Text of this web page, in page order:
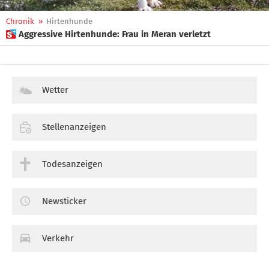
Chronik » Hirtenhunde
 Aggressive Hirtenhunde: Frau in Meran verletzt
Wetter
Stellenanzeigen
Todesanzeigen
Newsticker
Verkehr